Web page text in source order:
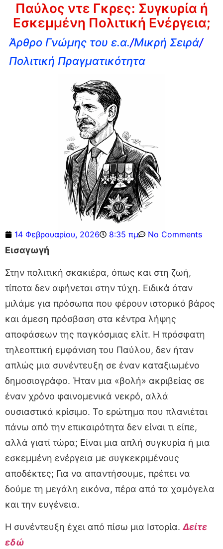
Παύλος ντε Γκρες: Συγκυρία ή
Εσκεμμένη Πολιτική Ενέργεια;
Άρθρο Γνώμης του ε.α./Μικρή Σειρά/
Πολιτική Πραγματικότητα
14 Φεβρουαρίου, 2026 8:35 πμ No Comments
Εισαγωγή
Στην πολιτική σκακιέρα, όπως και στη ζωή,
τίποτα δεν αφήνεται στην τύχη. Ειδικά όταν
μιλάμε για πρόσωπα που φέρουν ιστορικό βάρος
και άμεση πρόσβαση στα κέντρα λήψης
αποφάσεων της παγκόσμιας ελίτ. Η πρόσφατη
τηλεοπτική εμφάνιση του Παύλου, δεν ήταν
απλώς μια συνέντευξη σε έναν καταξιωμένο
δημοσιογράφο. Ήταν μια «βολή» ακριβείας σε
έναν χρόνο φαινομενικά νεκρό, αλλά
ουσιαστικά κρίσιμο. Το ερώτημα που πλανιέται
πάνω από την επικαιρότητα δεν είναι τι είπε,
αλλά γιατί τώρα; Είναι μια απλή συγκυρία ή μια
εσκεμμένη ενέργεια με συγκεκριμένους
αποδέκτες; Για να απαντήσουμε, πρέπει να
δούμε τη μεγάλη εικόνα, πέρα από τα χαμόγελα
και την ευγένεια.
Η συνέντευξη έχει από πίσω μια Ιστορία. Δείτε
εδώ